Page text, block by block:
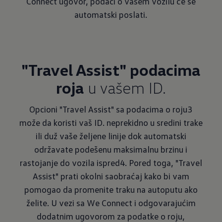
automatski poslati.
"Travel Assist" podacima
rojau vašem ID.
Opcioni "Travel Assist" sa podacima o roju3
može da koristi vaš ID. neprekidno u sredini trake
ili duž vaše željene linije dok automatski
održavate podešenu maksimalnu brzinu i
rastojanje do vozila ispred4. Pored toga, "Travel
Assist" prati okolni saobraćaj kako bi vam
pomogao da promenite traku na autoputu ako
želite. U vezi sa We Connect i odgovarajućim
dodatnim ugovorom za podatke o roju,